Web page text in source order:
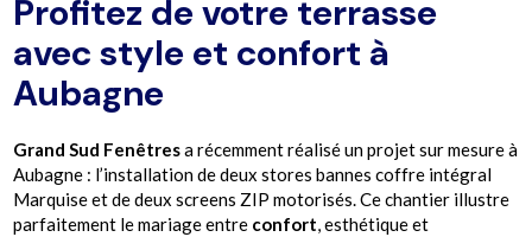
Profitez de votre terrasse
avec style et confort à
Aubagne
Grand Sud Fenêtresa récemment réalisé un projet sur mesure à
Aubagne : l’installation de deux stores bannes coffre intégral
Marquise et de deux screens ZIP motorisés. Ce chantier illustre
parfaitement le mariage entre confort, esthétique et